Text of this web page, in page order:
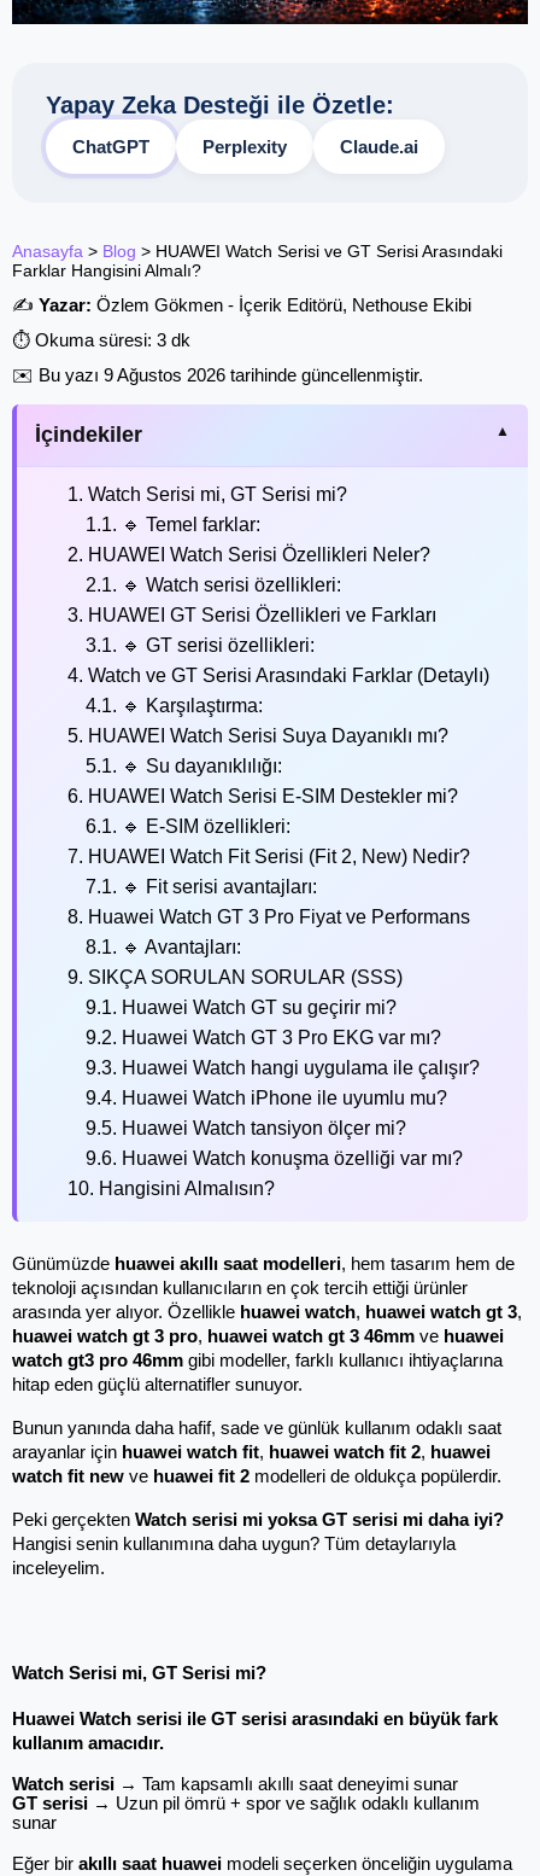
Yapay Zeka Desteği ile Özetle:
ChatGPT Perplexity Claude.ai
Anasayfa > Blog > HUAWEI Watch Serisi ve GT Serisi Arasındaki
Farklar Hangisini Almalı?
✍️ Yazar: Özlem Gökmen - İçerik Editörü, Nethouse Ekibi
⏱️ Okuma süresi: 3 dk
✉️ Bu yazı 9 Ağustos 2026 tarihinde güncellenmiştir.
İçindekiler
1. Watch Serisi mi, GT Serisi mi?
1.1. 🔹 Temel farklar:
2. HUAWEI Watch Serisi Özellikleri Neler?
2.1. 🔹 Watch serisi özellikleri:
3. HUAWEI GT Serisi Özellikleri ve Farkları
3.1. 🔹 GT serisi özellikleri:
4. Watch ve GT Serisi Arasındaki Farklar (Detaylı)
4.1. 🔹 Karşılaştırma:
5. HUAWEI Watch Serisi Suya Dayanıklı mı?
5.1. 🔹 Su dayanıklılığı:
6. HUAWEI Watch Serisi E-SIM Destekler mi?
6.1. 🔹 E-SIM özellikleri:
7. HUAWEI Watch Fit Serisi (Fit 2, New) Nedir?
7.1. 🔹 Fit serisi avantajları:
8. Huawei Watch GT 3 Pro Fiyat ve Performans
8.1. 🔹 Avantajları:
9. SIKÇA SORULAN SORULAR (SSS)
9.1. Huawei Watch GT su geçirir mi?
9.2. Huawei Watch GT 3 Pro EKG var mı?
9.3. Huawei Watch hangi uygulama ile çalışır?
9.4. Huawei Watch iPhone ile uyumlu mu?
9.5. Huawei Watch tansiyon ölçer mi?
9.6. Huawei Watch konuşma özelliği var mı?
10. Hangisini Almalısın?
Günümüzde huawei akıllı saat modelleri, hem tasarım hem de
teknoloji açısından kullanıcıların en çok tercih ettiği ürünler
arasında yer alıyor. Özellikle huawei watch, huawei watch gt 3
huawei watch gt 3 pro, huawei watch gt 3 46mm ve huawei
watch gt3 pro 46mm gibi modeller, farklı kullanıcı ihtiyaçlarına
hitap eden güçlü alternatifler sunuyor.
Bunun yanında daha hafif, sade ve günlük kullanım odaklı saat
arayanlar için huawei watch fit, huawei watch fit 2, huawei
watch fit new ve huawei fit 2 modelleri de oldukça popülerdir.
Peki gerçekten Watch serisi mi yoksa GT serisi mi daha iyi?
Hangisi senin kullanımına daha uygun? Tüm detaylarıyla
inceleyelim.
Watch Serisi mi, GT Serisi mi?
Huawei Watch serisi ile GT serisi arasındaki en büyük fark
kullanım amacıdır.
Watch serisi → Tam kapsamlı akıllı saat deneyimi sunar
GT serisi → Uzun pil ömrü + spor ve sağlık odaklı kullanım
sunar
Eğer bir akıllı saat huawei modeli seçerken önceliğin uygulama